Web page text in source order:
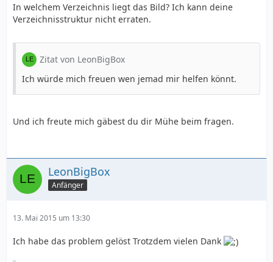
In welchem Verzeichnis liegt das Bild? Ich kann deine
Verzeichnisstruktur nicht erraten.
Zitat von LeonBigBox
Ich würde mich freuen wen jemad mir helfen könnt.
Und ich freute mich gäbest du dir Mühe beim fragen.
LeonBigBox
Anfänger
13. Mai 2015 um 13:30
Ich habe das problem gelöst Trotzdem vielen Dank